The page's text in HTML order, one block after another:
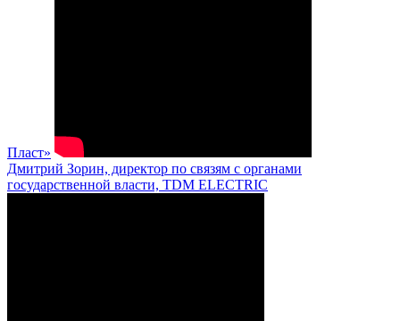
Пласт»
Дмитрий Зорин, директор по связям с органами
государственной власти, TDM ELECTRIC